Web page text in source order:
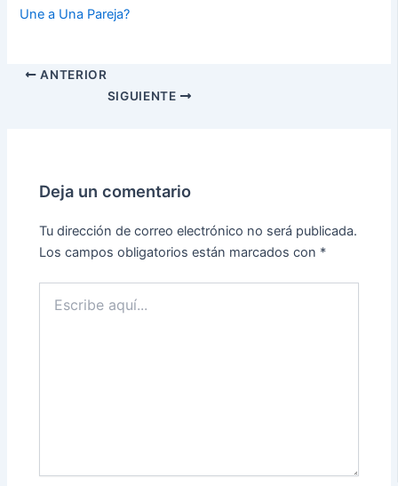
Une a Una Pareja?
ANTERIOR
SIGUIENTE
Deja un comentario
Tu dirección de correo electrónico no será publicada.
Los campos obligatorios están marcados con *
aquí...